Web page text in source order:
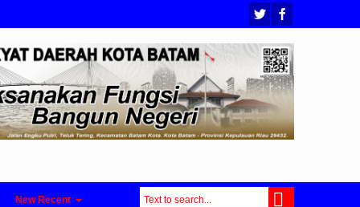
New Recent